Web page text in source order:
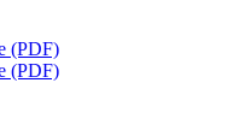
(PDF)
(PDF)